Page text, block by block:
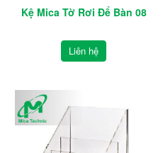
Kệ Mica Tờ Rơi Để Bàn 08
Liên hệ